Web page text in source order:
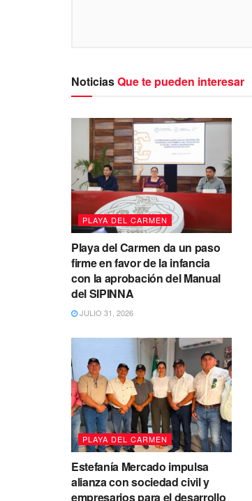
NoticiasQue te pueden interesar
PLAYA DEL CARMEN
Playa del Carmen da un paso
firme en favor de la infancia
con la aprobación del Manual
del SIPINNA
JULIO 31, 2026
PLAYA DEL CARMEN
Estefanía Mercado impulsa
alianza con sociedad civil y
empresarios para el desarrollo